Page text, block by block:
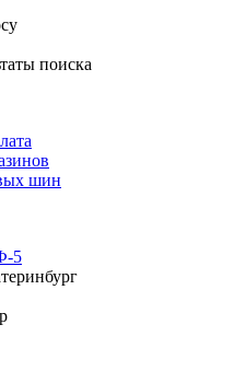
поиска
шин
5